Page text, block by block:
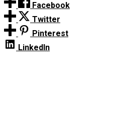
Facebook
Twitter
Pinterest
LinkedIn